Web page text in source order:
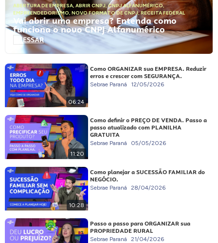
ABERTURA DE EMPRESA, ABRIR CNPJ,CNPJ ALFANUMÉRICO,
EMPREENDEDORISMO, NOVO FORMATO DE CNPJ,RECEITA FEDERAL
Vai abrir uma empresa? Entenda como
funciona o novo CNPJ Alfanumérico
ACESSAR
06:24
Como ORGANIZAR sua EMPRESA. Reduzir
erros e crescer com SEGURANÇA.
Sebrae Paraná 12/05/2026
11:20
Como definir o PREÇO DE VENDA. Passo a
passo atualizado com PLANILHA
GRATUITA
Sebrae Paraná 05/05/2026
10:28
Como planejar a SUCESSÃO FAMILIAR do
NEGÓCIO.
Sebrae Paraná 28/04/2026
Passo a passo para ORGANIZAR sua
PROPRIEDADE RURAL
Sebrae Paraná 21/04/2026